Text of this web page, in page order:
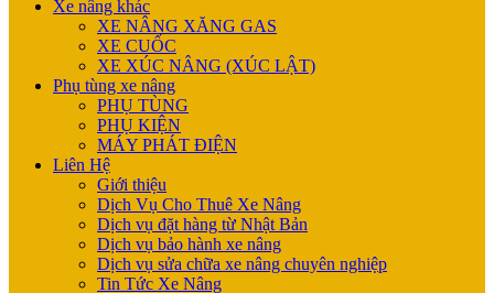
Xe nâng khác
XE NÂNG XĂNG GAS
XE CUỐC
XE XÚC NÂNG (XÚC LẬT)
Phụ tùng xe nâng
PHỤ TÙNG
PHỤ KIỆN
MÁY PHÁT ĐIỆN
Liên Hệ
Giới thiệu
Dịch Vụ Cho Thuê Xe Nâng
Dịch vụ đặt hàng từ Nhật Bản
Dịch vụ bảo hành xe nâng
Dịch vụ sửa chữa xe nâng chuyên nghiệp
Tin Tức Xe Nâng